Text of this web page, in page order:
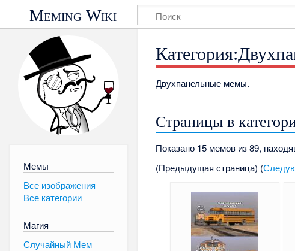
Meming Wiki
Мемы
Все изображения
Все категории
Магия
Случайный Мем
Двухпанельные мемы.
Страницы в
Показано 15 мемов из 89,
(Предыдущая страница) (